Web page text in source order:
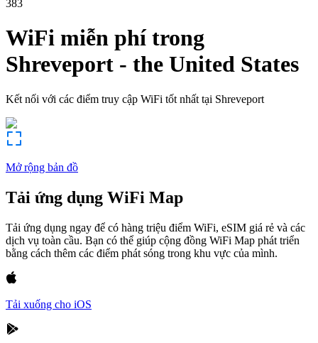
383
WiFi miễn phí trong
Shreveport - the United States
Kết nối với các điểm truy cập WiFi tốt nhất tại Shreveport
Mở rộng bản đồ
Tải ứng dụng WiFi Map
Tải ứng dụng ngay để có hàng triệu điểm WiFi, eSIM giá rẻ và các
dịch vụ toàn cầu. Bạn có thể giúp cộng đồng WiFi Map phát triển
bằng cách thêm các điểm phát sóng trong khu vực của mình.
Tải xuống cho iOS